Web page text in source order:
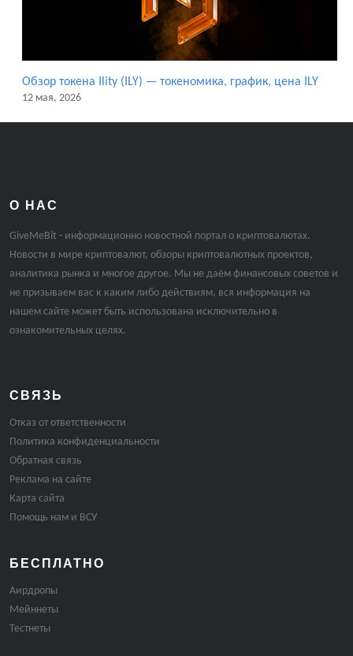
Обзор токена Ility (ILY) — токеномика, график, цена ILY
12 мая, 2026
О НАС
GiveMeBit - информационно новостной портал о криптовалютах.
Новости в мире криптовалют, обзоры криптовалютных проектов,
аналитика рынка и многое другое. Мы не даём финансовых советов и
не призываем вас к каким либо действиям, вся информация на
нашем сайте может быть использована исключительно в
ознакомительных целях.
СВЯЗЬ
Отказ от ответственности
Политика конфиденциальности
Обратная связь
Реклама на сайте
Карта сайта
Помощь нам и ВСУ
БЕСПЛАТНО
Аирдропы
Мейннеты
Тестнеты